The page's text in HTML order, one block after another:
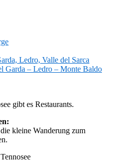
Ledro, Valle del Sarca
Garda – Ledro – Monte Baldo
gibt es Restaurants.
kleine Wanderung zum